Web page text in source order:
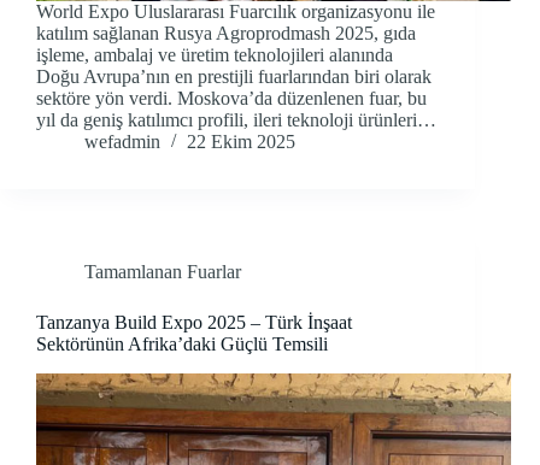
World Expo Uluslararası Fuarcılık organizasyonu ile
katılım sağlanan Rusya Agroprodmash 2025, gıda
işleme, ambalaj ve üretim teknolojileri alanında
Doğu Avrupa’nın en prestijli fuarlarından biri olarak
sektöre yön verdi. Moskova’da düzenlenen fuar, bu
yıl da geniş katılımcı profili, ileri teknoloji ürünleri…
wefadmin
22 Ekim 2025
Tamamlanan Fuarlar
Tanzanya Build Expo 2025 – Türk İnşaat
Sektörünün Afrika’daki Güçlü Temsili